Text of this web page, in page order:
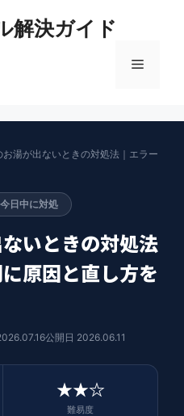
解決ガイド
メ
ュ
お湯が出ないときの対処法｜エラー
日中に対処
いときの対処法
原因と直し方を
公開日 2026.06.11
★★☆
難易度